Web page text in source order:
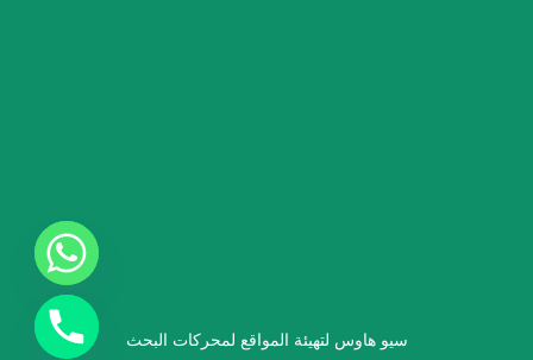
سيو هاوس لتهيئة المواقع لمحركات البحث